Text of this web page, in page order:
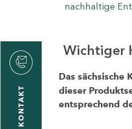
nachhaltige
KONTAKT
Wichtiger
Das
dieser
entsprechend